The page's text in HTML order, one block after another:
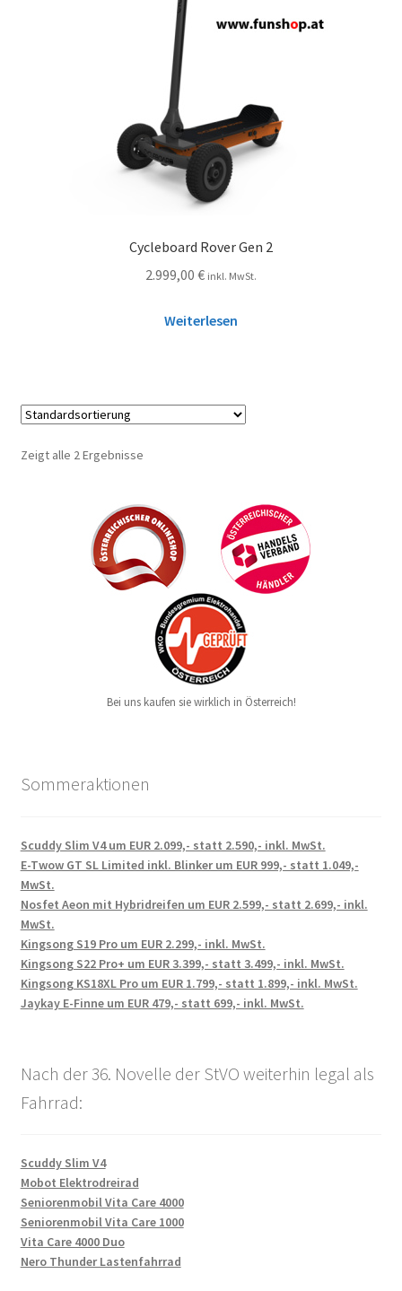
Cycleboard Rover Gen 2
2.999,00 € inkl. MwSt.
Weiterlesen
Zeigt alle 2 Ergebnisse
Bei uns kaufen sie wirklich in Österreich!
Sommeraktionen
Scuddy Slim V4 um EUR 2.099,- statt 2.590,- inkl. MwSt.
E-Twow GT SL Limited inkl. Blinker um EUR 999,- statt 1.049,-
MwSt.
Nosfet Aeon mit Hybridreifen um EUR 2.599,- statt 2.699,- inkl.
MwSt.
Kingsong S19 Pro um EUR 2.299,- inkl. MwSt.
Kingsong S22 Pro+ um EUR 3.399,- statt 3.499,- inkl. MwSt.
Kingsong KS18XL Pro um EUR 1.799,- statt 1.899,- inkl. MwSt.
Jaykay E-Finne um EUR 479,- statt 699,- inkl. MwSt.
Nach der 36. Novelle der StVO weiterhin legal als
Fahrrad:
Scuddy Slim V4
Mobot Elektrodreirad
Seniorenmobil Vita Care 4000
Seniorenmobil Vita Care 1000
Vita Care 4000 Duo
Nero Thunder Lastenfahrrad